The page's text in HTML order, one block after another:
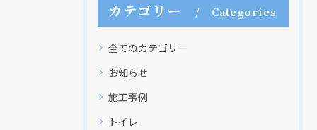
カテゴリー Categories
全てのカテゴリー
お知らせ
施工事例
トイレ